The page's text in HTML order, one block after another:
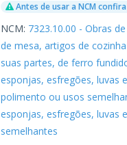
Antes de usar a NCM
NCM: 7323.10.00 - Obras
de mesa, artigos de
suas partes, de ferro
esponjas, esfregões, luvas
polimento ou usos
esponjas, esfregões, luvas
semelhantes